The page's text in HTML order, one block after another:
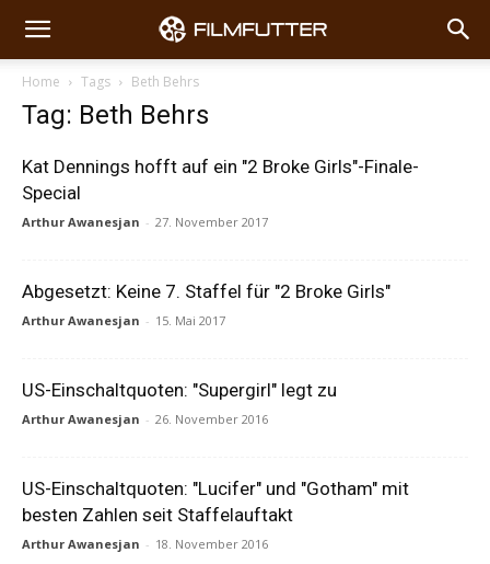
Home Tags Beth Behrs
Tag: Beth Behrs
Kat Dennings hofft auf ein "2 Broke Girls"-Finale-
Special
Arthur Awanesjan - 27. November 2017
Abgesetzt: Keine 7. Staffel für "2 Broke Girls"
Arthur Awanesjan - 15. Mai 2017
US-Einschaltquoten: "Supergirl" legt zu
Arthur Awanesjan - 26. November 2016
US-Einschaltquoten: "Lucifer" und "Gotham" mit
besten Zahlen seit Staffelauftakt
Arthur Awanesjan - 18. November 2016